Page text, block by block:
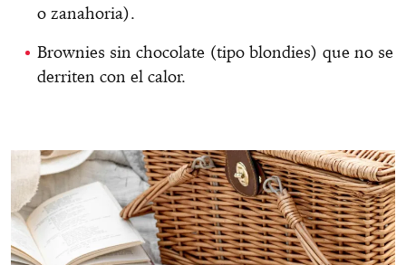
o zanahoria).
Brownies sin chocolate (tipo blondies) que no se
derriten con el calor.